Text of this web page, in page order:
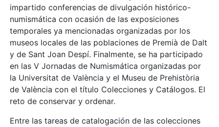
impartido conferencias de divulgación histórico-
numismática con ocasión de las exposiciones
temporales ya mencionadas organizadas por los
museos locales de las poblaciones de Premià de Dalt
y de Sant Joan Despí. Finalmente, se ha participado
en las V Jornadas de Numismática organizadas por
la Universitat de València y el Museu de Prehistòria
de València con el título Colecciones y Catálogos. El
reto de conservar y ordenar.
Entre las tareas de catalogación de las colecciones